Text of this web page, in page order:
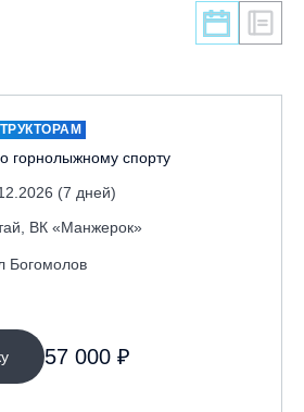
Соболиная»
горнолыжному спорту
(7 дней)
ВК «Манжерок»
Богомолов
57 000 ₽